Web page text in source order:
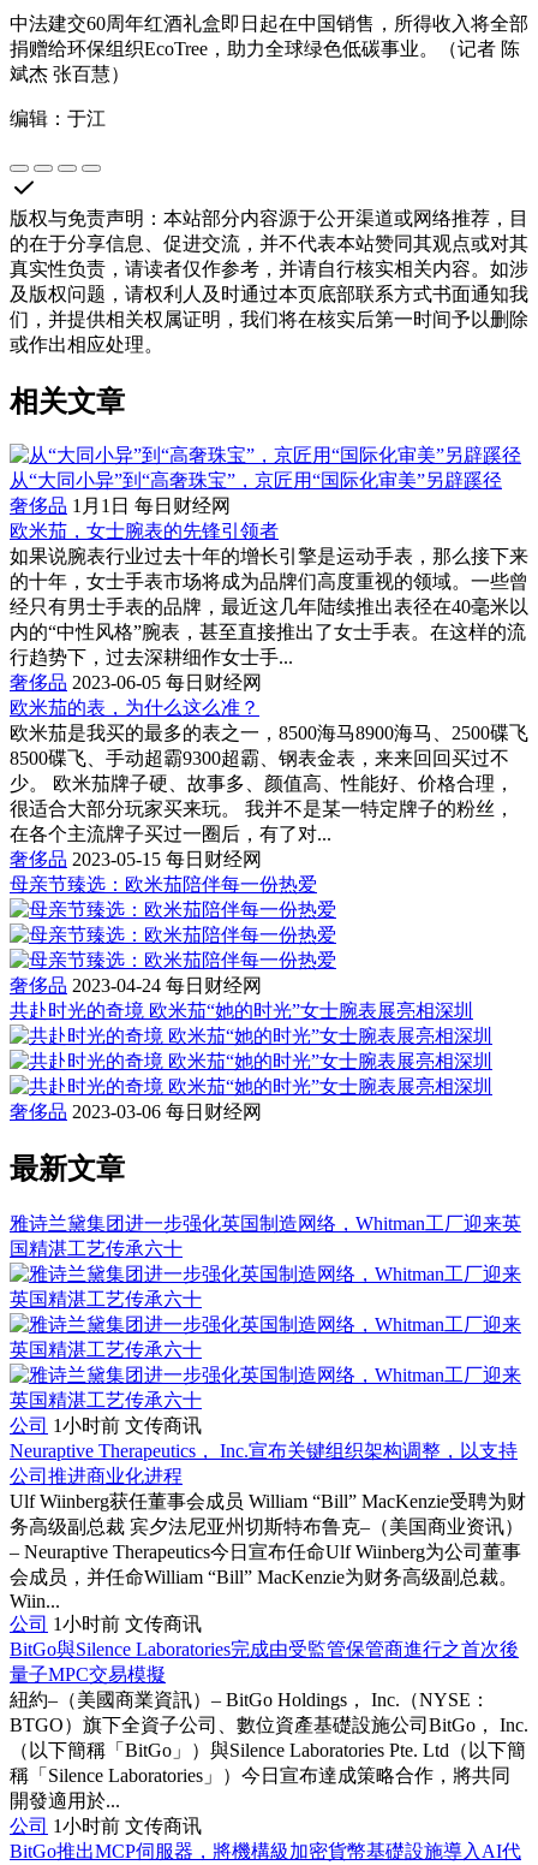
中法建交60周年红酒礼盒即日起在中国销售，所得收入将全部
捐赠给环保组织EcoTree，助力全球绿色低碳事业。（记者 陈
斌杰 张百慧）
编辑：于江
版权与免责声明 ： 本站部分内容源于公开渠道或网络推荐，目
的在于分享信息、促进交流，并不代表本站赞同其观点或对其
真实性负责，请读者仅作参考，并请自行核实相关内容。如涉
及版权问题，请权利人及时通过本页底部联系方式书面通知我
们，并提供相关权属证明，我们将在核实后第一时间予以删除
或作出相应处理。
相关文章
从“大同小异”到“高奢珠宝”，京匠用“国际化审美”另辟蹊径
奢侈品 1月1日 每日财经网
欧米茄，女士腕表的先锋引领者
如果说腕表行业过去十年的增长引擎是运动手表，那么接下来
的十年，女士手表市场将成为品牌们高度重视的领域。一些曾
经只有男士手表的品牌，最近这几年陆续推出表径在40毫米以
内的“中性风格”腕表，甚至直接推出了女士手表。在这样的流
行趋势下，过去深耕细作女士手...
奢侈品 2023-06-05 每日财经网
欧米茄的表，为什么这么准？
欧米茄是我买的最多的表之一，8500海马8900海马、2500碟飞
8500碟飞、手动超霸9300超霸、钢表金表，来来回回买过不
少。 欧米茄牌子硬、故事多、颜值高、性能好、价格合理，
很适合大部分玩家买来玩。 我并不是某一特定牌子的粉丝，
在各个主流牌子买过一圈后，有了对...
奢侈品 2023-05-15 每日财经网
母亲节臻选：欧米茄陪伴每一份热爱
奢侈品 2023-04-24 每日财经网
共赴时光的奇境 欧米茄“她的时光”女士腕表展亮相深圳
奢侈品 2023-03-06 每日财经网
最新文章
雅诗兰黛集团进一步强化英国制造网络，Whitman工厂迎来英
国精湛工艺传承六十
公司 1小时前 文传商讯
Neuraptive Therapeutics， Inc.宣布关键组织架构调整，以支持
公司推进商业化进程
Ulf Wiinberg获任董事会成员 William “Bill” MacKenzie受聘为财
务高级副总裁 宾夕法尼亚州切斯特布鲁克–（美国商业资讯）
– Neuraptive Therapeutics今日宣布任命Ulf Wiinberg为公司董事
会成员，并任命William “Bill” MacKenzie为财务高级副总裁。
Wiin...
公司 1小时前 文传商讯
BitGo與Silence Laboratories完成由受監管保管商進行之首次後
量子MPC交易模擬
紐約–（美國商業資訊）– BitGo Holdings， Inc.（NYSE：
BTGO）旗下全資子公司、數位資產基礎設施公司BitGo， Inc.
（以下簡稱「BitGo」）與Silence Laboratories Pte. Ltd（以下簡
稱「Silence Laboratories」）今日宣布達成策略合作，將共同
開發適用於...
公司 1小时前 文传商讯
BitGo推出MCP伺服器，將機構級加密貨幣基礎設施導入AI代